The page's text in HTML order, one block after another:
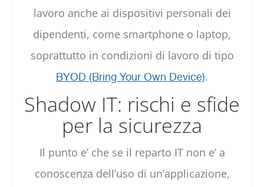
lavoro anche ai dispositivi personali dei
dipendenti, come smartphone o laptop,
soprattutto in condizioni di lavoro di tipo
BYOD (Bring Your Own Device).
Shadow IT: rischi e sfide
per la sicurezza
Il punto e’ che se il reparto IT non e’ a
conoscenza dell’uso di un’applicazione,